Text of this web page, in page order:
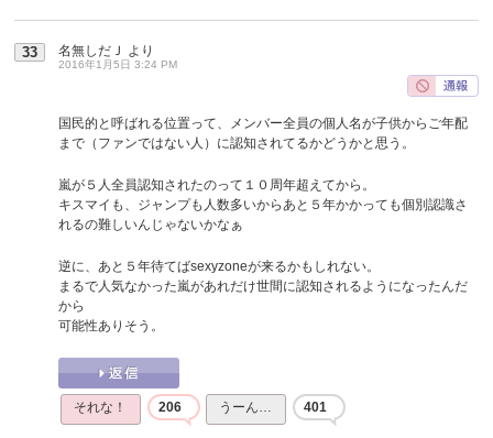
33 名無しだＪ より
2016年1月5日 3:24 PM
国民的と呼ばれる位置って、メンバー全員の個人名が子供からご年配
まで（ファンではない人）に認知されてるかどうかと思う。
嵐が５人全員認知されたのって１０周年超えてから。
キスマイも、ジャンプも人数多いからあと５年かかっても個別認識さ
れるの難しいんじゃないかなぁ
逆に、あと５年待てばsexyzoneが来るかもしれない。
まるで人気なかった嵐があれだけ世間に認知されるようになったんだ
から
可能性ありそう。
それな！ 206 うーん… 401